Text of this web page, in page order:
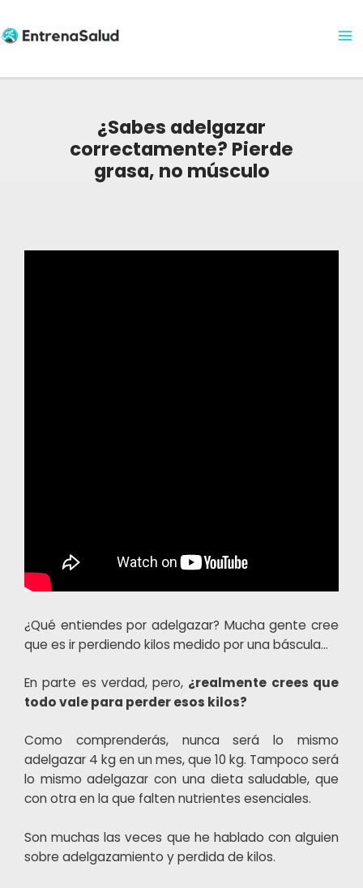
al
¿Sabes adelgazar
correctamente? Pierde
grasa, no músculo
¿Qué entiendes por adelgazar? Mucha gente cree
que es ir perdiendo kilos medido por una báscula…
En parte es verdad, pero, ¿realmente crees que
todo vale para perder esos kilos?
Como comprenderás, nunca será lo mismo
adelgazar 4 kg en un mes, que 10 kg. Tampoco será
lo mismo adelgazar con una dieta saludable, que
con otra en la que falten nutrientes esenciales.
Son muchas las veces que he hablado con alguien
sobre adelgazamiento y perdida de kilos.